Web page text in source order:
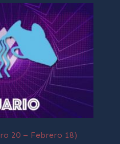
20 – Febrero 18)